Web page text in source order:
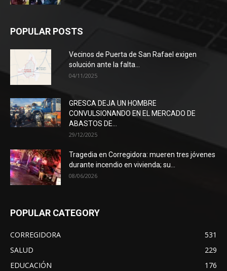
POPULAR POSTS
Vecinos de Puerta de San Rafael exigen
solución ante la falta...
04/11/2025
GRESCA DEJA UN HOMBRE
CONVULSIONANDO EN EL MERCADO DE
ABASTOS DE...
29/12/2025
Tragedia en Corregidora: mueren tres jóvenes
durante incendio en vivienda; su...
08/06/2026
POPULAR CATEGORY
CORREGIDORA
531
SALUD
229
EDUCACIÓN
176